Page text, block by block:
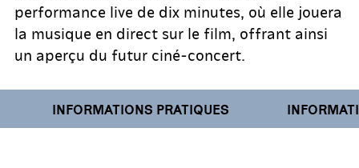
performance live de dix minutes, où elle jouera
la musique en direct sur le film, offrant ainsi
un aperçu du futur ciné-concert.
INFORMATIONS PRATIQUES